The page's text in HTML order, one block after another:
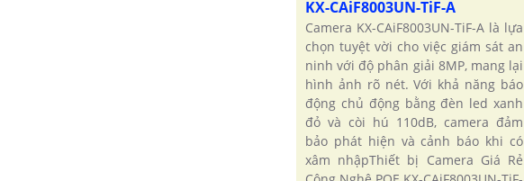
KX-CAiF8003UN-TiF-A
Camera KX-CAiF8003UN-TiF-A là lựa
chọn tuyệt vời cho việc giám sát an
ninh với độ phân giải 8MP, mang lại
hình ảnh rõ nét. Với khả năng báo
động chủ động bằng đèn led xanh
đỏ và còi hú 110dB, camera đảm
bảo phát hiện và cảnh báo khi có
xâm nhậpThiết bị Camera Giá Rẻ